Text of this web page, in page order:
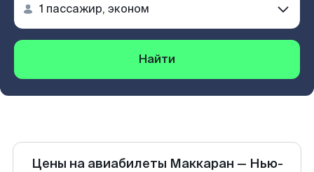
Найти
Цены на авиабилеты Маккаран — Нью-